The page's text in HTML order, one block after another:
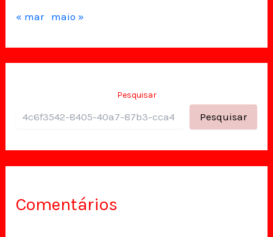
« mar maio »
Pesquisar
Pesquisar
Comentários